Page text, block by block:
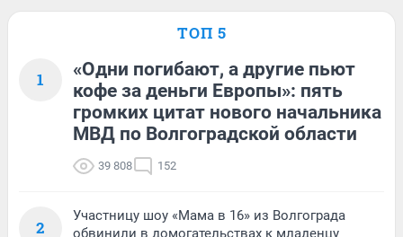
ТОП 5
1
«Одни погибают, а другие пьют
кофе за деньги Европы»: пять
громких цитат нового начальника
МВД по Волгоградской области
39 808 152
2
Участницу шоу «Мама в 16» из Волгограда
обвинили в домогательствах к младенцу